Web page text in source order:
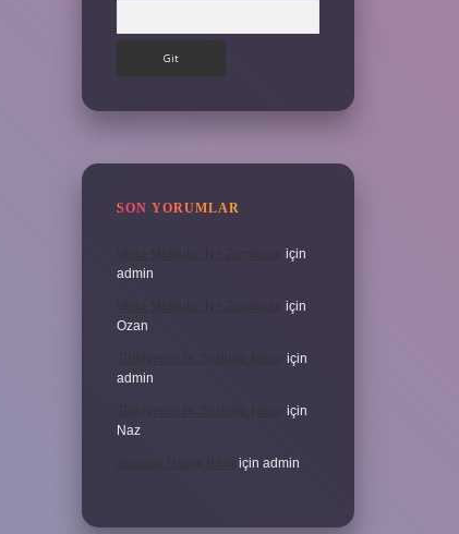
SON YORUMLAR
Veda Mektubu Ne Zamandır için
admin
Veda Mektubu Ne Zamandır için
Ozan
Türkiyenin Ilk Sözlüğü Nedir için
admin
Türkiyenin Ilk Sözlüğü Nedir için
Naz
Sardina Hangi Balık için admin